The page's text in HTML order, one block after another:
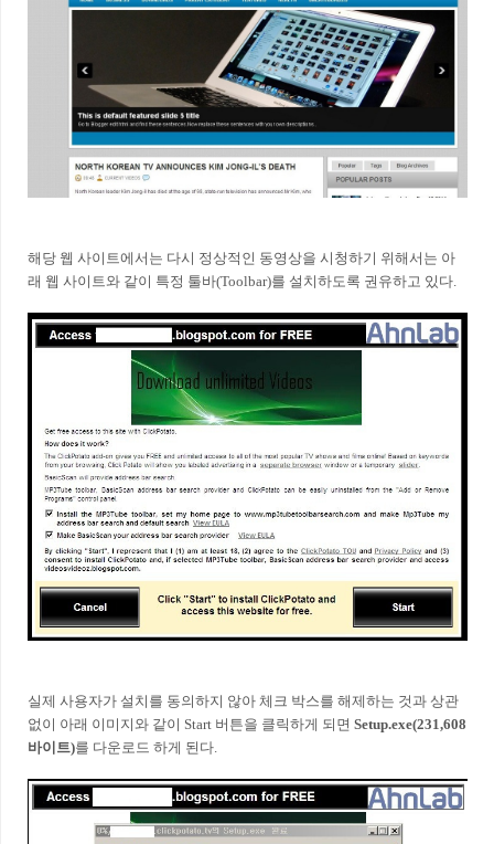
해당 웹 사이트에서는 다시 정상적인 동영상을 시청하기 위해서는 아
래 웹 사이트와 같이 특정 툴바(Toolbar)를 설치하도록 권유하고 있다.
실제 사용자가 설치를 동의하지 않아 체크 박스를 해제하는 것과 상관
없이 아래 이미지와 같이 Start 버튼을 클릭하게 되면 Setup.exe(231,608
바이트)를 다운로드 하게 된다.